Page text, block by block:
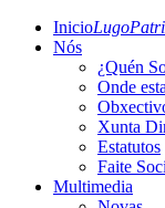
Inicio
Nós
¿Quén
Onde
Xunta
Estatutos
Faite
Multimedia